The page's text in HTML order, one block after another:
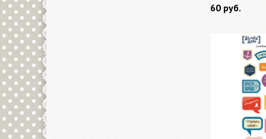
60 руб.